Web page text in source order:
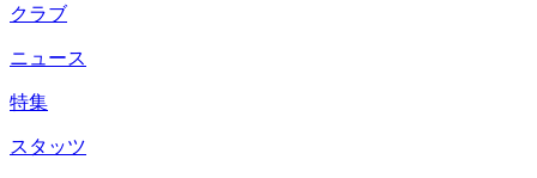
クラブ
ニュース
特集
スタッツ